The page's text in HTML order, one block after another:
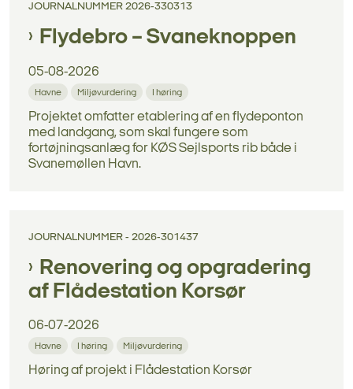
JOURNALNUMMER 2026-330313
Flydebro – Svaneknoppen
05-08-2026
Havne Miljøvurdering I høring
Projektet omfatter etablering af en flydeponton
med landgang, som skal fungere som
fortøjningsanlæg for KØS Sejlsports rib både i
Svanemøllen Havn.
JOURNALNUMMER - 2026-301437
Renovering og opgradering
af Flådestation Korsør
06-07-2026
Havne I høring Miljøvurdering
Høring af projekt i Flådestation Korsør